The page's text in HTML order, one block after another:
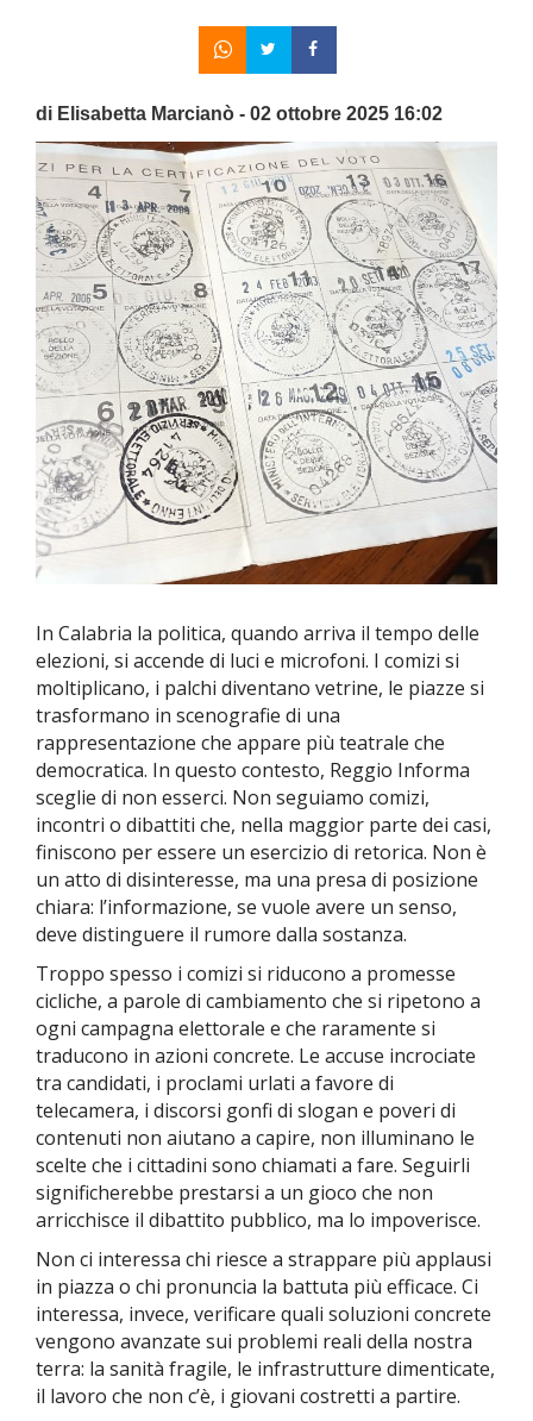
di Elisabetta Marcianò - 02 ottobre 2025 16:02
In Calabria la politica, quando arriva il tempo delle
elezioni, si accende di luci e microfoni. I comizi si
moltiplicano, i palchi diventano vetrine, le piazze si
trasformano in scenografie di una
rappresentazione che appare più teatrale che
democratica. In questo contesto, Reggio Informa
sceglie di non esserci. Non seguiamo comizi,
incontri o dibattiti che, nella maggior parte dei casi,
finiscono per essere un esercizio di retorica. Non è
un atto di disinteresse, ma una presa di posizione
chiara: l’informazione, se vuole avere un senso,
deve distinguere il rumore dalla sostanza.
Troppo spesso i comizi si riducono a promesse
cicliche, a parole di cambiamento che si ripetono a
ogni campagna elettorale e che raramente si
traducono in azioni concrete. Le accuse incrociate
tra candidati, i proclami urlati a favore di
telecamera, i discorsi gonfi di slogan e poveri di
contenuti non aiutano a capire, non illuminano le
scelte che i cittadini sono chiamati a fare. Seguirli
significherebbe prestarsi a un gioco che non
arricchisce il dibattito pubblico, ma lo impoverisce.
Non ci interessa chi riesce a strappare più applausi
in piazza o chi pronuncia la battuta più efficace. Ci
interessa, invece, verificare quali soluzioni concrete
vengono avanzate sui problemi reali della nostra
terra: la sanità fragile, le infrastrutture dimenticate,
il lavoro che non c’è, i giovani costretti a partire.